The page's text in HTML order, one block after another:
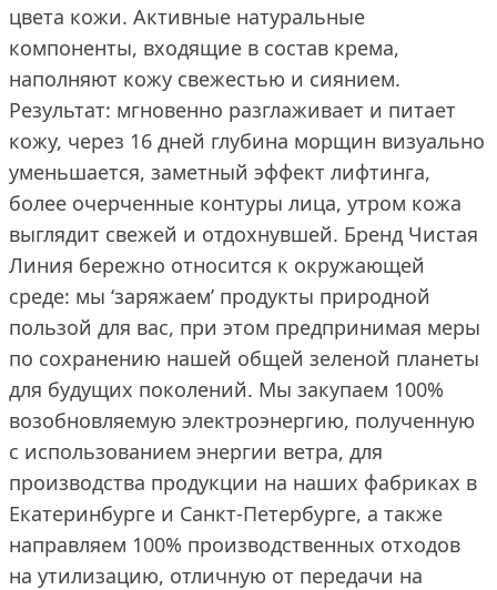
цвета кожи. Активные натуральные
компоненты, входящие в состав крема,
наполняют кожу свежестью и сиянием.
Результат: мгновенно разглаживает и питает
кожу, через 16 дней глубина морщин визуально
уменьшается, заметный эффект лифтинга,
более очерченные контуры лица, утром кожа
выглядит свежей и отдохнувшей. Бренд Чистая
Линия бережно относится к окружающей
среде: мы ‘заряжаем’ продукты природной
пользой для вас, при этом предпринимая меры
по сохранению нашей общей зеленой планеты
для будущих поколений. Мы закупаем 100%
возобновляемую электроэнергию, полученную
с использованием энергии ветра, для
производства продукции на наших фабриках в
Екатеринбурге и Санкт-Петербурге, а также
направляем 100% производственных отходов
на утилизацию, отличную от передачи на